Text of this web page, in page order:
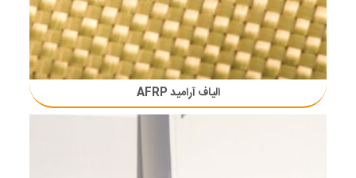
الیاف آرامید AFRP